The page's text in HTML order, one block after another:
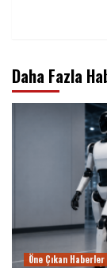
Daha Fazla
Öne Çıkan Haberler